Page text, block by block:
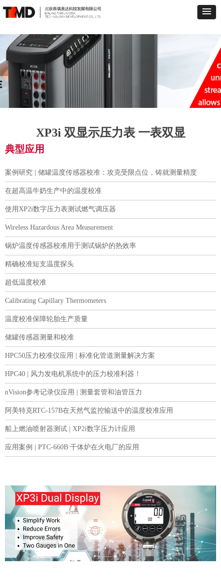
XP3i 双显示压力表 一表双显
案例研究 | 储罐温度传感器校准：攻克受限点位，铸就测量精度
在超高温牛奶生产中的温度校准
使用XP2i数字压力表测试燃气调压器
Wireless Hazardous Area Measurement
锅炉温度传感器校准用于测试锅炉的热效率
精确校准短支温度探头
超低温度校准
Calibrating Capillary Thermometers
温度校准保障轮胎生产质量
储罐传感器测量和校准
HPC50压力校准仪应用 | 标准化管道测量解决方案
HPC40 | 风力发电机系统中的压力校准利器！
nVision参考记录仪应用 | 测量套管和油管压力
阿美特克RTC-157B在天然气监控输送中的温度校准应用
船上燃油喷射器测试 | XP2i数字压力计应用
应用案例 | PTC-660B 干体炉在火电厂的应用
典型应用